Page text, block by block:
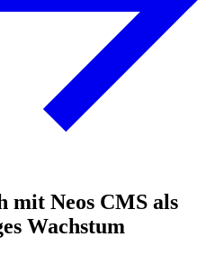
mit Neos CMS als
Wachstum